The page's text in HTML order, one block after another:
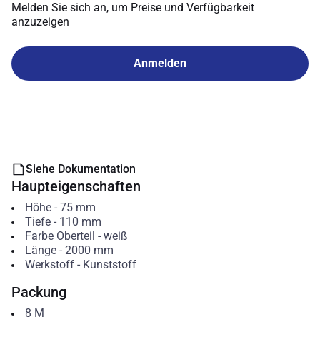
Melden Sie sich an, um Preise und Verfügbarkeit
anzuzeigen
Anmelden
Siehe Dokumentation
Haupteigenschaften
Höhe- 75 mm
Tiefe- 110 mm
Farbe Oberteil - weiß
Länge- 2000 mm
Werkstoff- Kunststoff
Packung
8 M